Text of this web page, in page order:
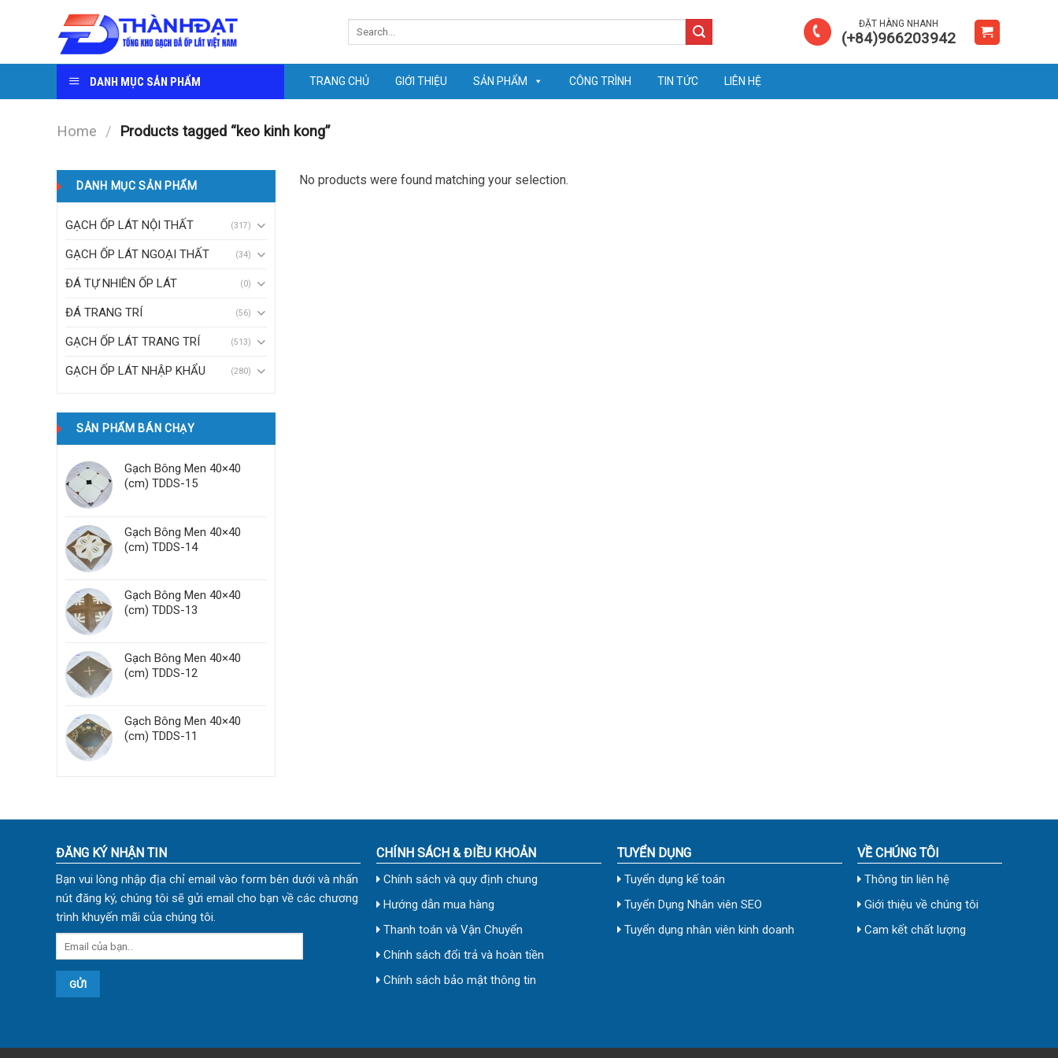
ĐẶT HÀNG NHANH
(+84)966203942
DANH MỤC SẢN PHẨM TRANG CHỦ GIỚI THIỆU SẢN PHẨM CÔNG TRÌNH TIN TỨC LIÊN HỆ
Home / Products tagged “keo kinh kong”
DANH MỤC SẢN PHẨM
GẠCH ỐP LÁT NỘI THẤT (317)
GẠCH ỐP LÁT NGOẠI THẤT (34)
ĐÁ TỰ NHIÊN ỐP LÁT (0)
ĐÁ TRANG TRÍ (56)
GẠCH ỐP LÁT TRANG TRÍ (513)
GẠCH ỐP LÁT NHẬP KHẨU (280)
SẢN PHẨM BÁN CHẠY
Gạch Bông Men 40×40
(cm) TDDS-15
Gạch Bông Men 40×40
(cm) TDDS-14
Gạch Bông Men 40×40
(cm) TDDS-13
Gạch Bông Men 40×40
(cm) TDDS-12
Gạch Bông Men 40×40
(cm) TDDS-11
No products were found matching your selection.
ĐĂNG KÝ NHẬN TIN
Bạn vui lòng nhập địa chỉ email vào form bên dưới và nhấn
nút đăng ký, chúng tôi sẽ gửi email cho bạn về các chương
trình khuyến mãi của chúng tôi.
CHÍNH SÁCH & ĐIỀU KHOẢN
Chính sách và quy định chung
Hướng dẫn mua hàng
Thanh toán và Vận Chuyển
Chính sách đổi trả và hoàn tiền
Chính sách bảo mật thông tin
TUYỂN DỤNG
Tuyển dụng kế toán
Tuyển Dụng Nhân viên SEO
Tuyển dụng nhân viên kinh doanh
VỀ CHÚNG TÔI
Thông tin liên hệ
Giới thiệu về chúng tôi
Cam kết chất lượng